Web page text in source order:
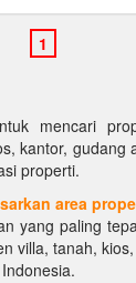
mencari
kantor, gudang
properti.
area
yang paling
villa, tanah,